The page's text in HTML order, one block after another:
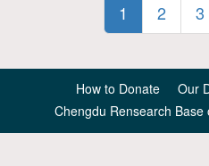
1 2 3
How to Donate Our
Chengdu Rensearch